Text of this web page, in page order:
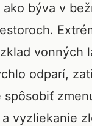
býva v
vonných
odparí,
vyzliekanie